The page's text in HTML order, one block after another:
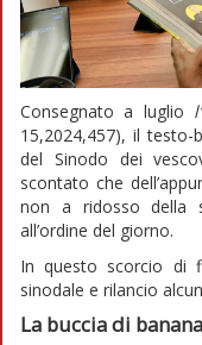
Consegnato a luglio
15,2024,457), il testo-
del Sinodo dei
scontato che
non a ridosso della
all’ordine del giorno.
In questo scorcio di
sinodale e rilancio
La buccia di banana